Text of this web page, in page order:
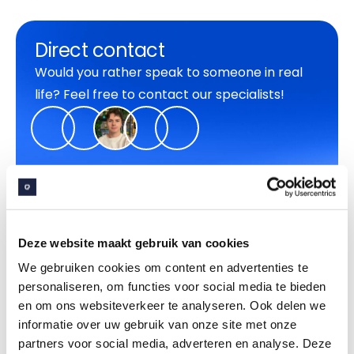
Deze website maakt gebruik van cookies
We gebruiken cookies om content en advertenties te
personaliseren, om functies voor social media te bieden
en om ons websiteverkeer te analyseren. Ook delen we
informatie over uw gebruik van onze site met onze
partners voor social media, adverteren en analyse. Deze
Direct contact
Would you rather speak to someone in real
life? Feel free to contact our specialists!
088 243 1800
hallo@embracecloud.nl